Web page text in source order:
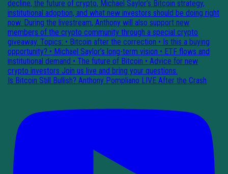
Is Bitcoin Still Bullish? Anthony Pompliano LIVE After the Crash